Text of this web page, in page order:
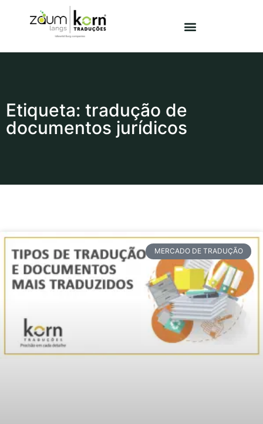
Etiqueta: tradução de
documentos jurídicos
MERCADO DE TRADUÇÃO